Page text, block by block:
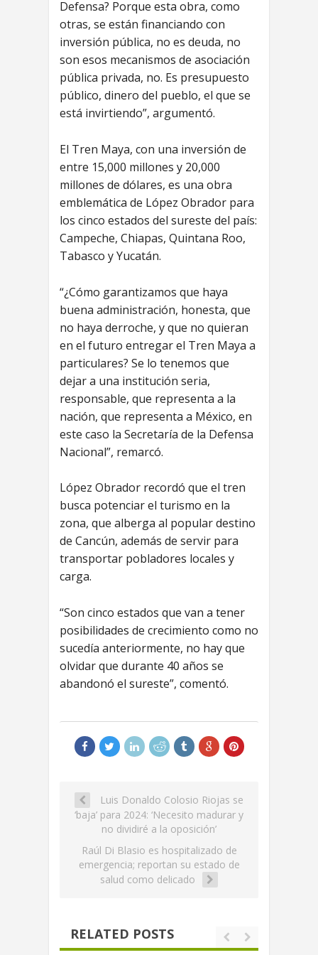
Defensa? Porque esta obra, como
otras, se están financiando con
inversión pública, no es deuda, no
son esos mecanismos de asociación
pública privada, no. Es presupuesto
público, dinero del pueblo, el que se
está invirtiendo”, argumentó.
El Tren Maya, con una inversión de
entre 15,000 millones y 20,000
millones de dólares, es una obra
emblemática de López Obrador para
los cinco estados del sureste del país:
Campeche, Chiapas, Quintana Roo,
Tabasco y Yucatán.
“¿Cómo garantizamos que haya
buena administración, honesta, que
no haya derroche, y que no quieran
en el futuro entregar el Tren Maya a
particulares? Se lo tenemos que
dejar a una institución seria,
responsable, que representa a la
nación, que representa a México, en
este caso la Secretaría de la Defensa
Nacional”, remarcó.
López Obrador recordó que el tren
busca potenciar el turismo en la
zona, que alberga al popular destino
de Cancún, además de servir para
transportar pobladores locales y
carga.
“Son cinco estados que van a tener
posibilidades de crecimiento como no
sucedía anteriormente, no hay que
olvidar que durante 40 años se
abandonó el sureste”, comentó.
Luis Donaldo Colosio Riojas se
‘baja’ para 2024: ‘Necesito madurar y
no dividiré a la oposición’
Raúl Di Blasio es hospitalizado de
emergencia; reportan su estado de
salud como delicado
RELATED POSTS